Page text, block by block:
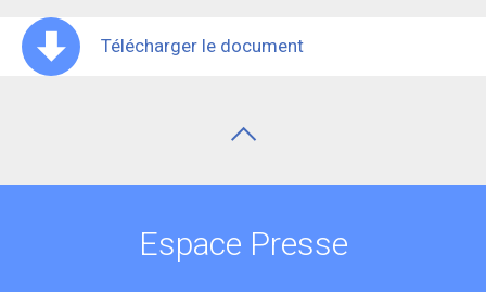
Télécharger le document
Espace Presse